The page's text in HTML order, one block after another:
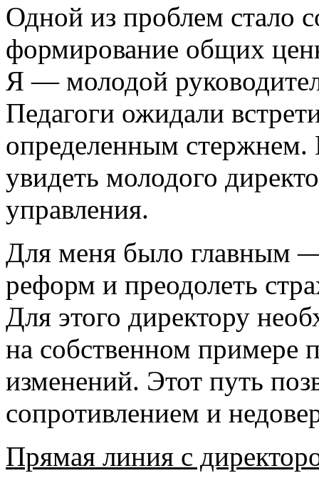
Одной из проблем стало
формирование общих
Я — молодой
Педагоги ожидали
определенным
увидеть молодого
управления.
Для меня было главным
реформ и преодолеть
Для этого директору
на собственном примере
изменений. Этот путь
сопротивлением и
Прямая линия с